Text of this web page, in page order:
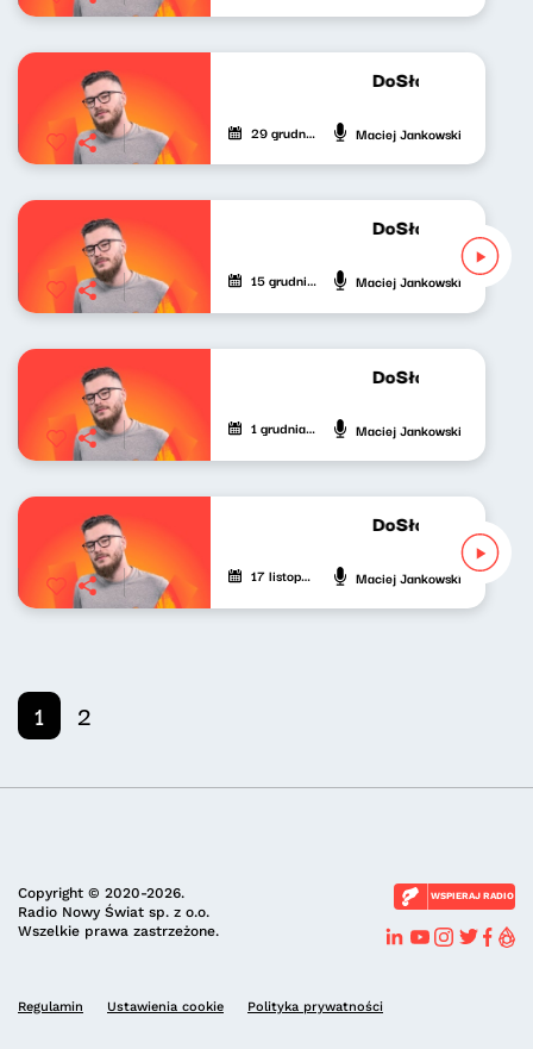
DoSłownie o
29 grudnia 2023 Maciej Jankowski
DoSłownie o
15 grudnia 2023 Maciej Jankowski
DoSłownie o
1 grudnia 2023 Maciej Jankowski
DoSłownie o
17 listopada 2023 Maciej Jankowski
1 2
Copyright © 2020-2026.
Radio Nowy Świat sp. z o.o.
Wszelkie prawa zastrzeżone.
WSPIERAJ RADIO
Regulamin Ustawienia cookie Polityka prywatności